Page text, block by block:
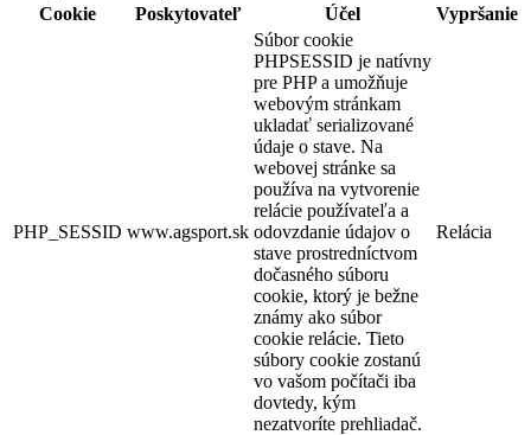
Cookie
Poskytovateľ Účel Vypršanie
PHP_SESSID www.agsport.sk
Súbor cookie
PHPSESSID je natívny
pre PHP a umožňuje
webovým stránkam
ukladať serializované
údaje o stave. Na
webovej stránke sa
používa na vytvorenie
relácie používateľa a
odovzdanie údajov o
stave prostredníctvom
dočasného súboru
cookie, ktorý je bežne
známy ako súbor
cookie relácie. Tieto
súbory cookie zostanú
vo vašom počítači iba
dovtedy, kým
nezatvoríte prehliadač.
Relácia